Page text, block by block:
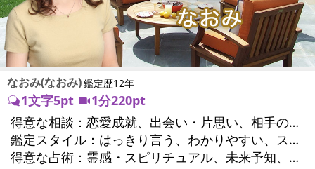
なおみ(なおみ)鑑定歴12年
1文字5pt
1分220pt
得意な相談：
恋愛成就、出会い・片思い、相手の気持ち、相性、縁結び、結婚、男心・女心、二人の今後、複雑な恋愛、三角関係、略奪愛、浮気、不倫、復活愛、復縁、離婚、人間関係、職場の人間関係、対人関係、仕事運、就職、人生全般、夢、夫婦関係、家庭問題、夫婦問題、シングルマザー、精神問題、トラウマ、ストレス、人生相談
鑑定スタイル：
はっきり言う、わかりやすい、スピード鑑定、簡潔、情報量が多い、友達のように相談できる、聞き上手、とても話しやすい、深く濃厚、勇気をくれる、前向き・元気になれる、実力派
得意な占術：
霊感・スピリチュアル、未来予知、オーラ、エネルギー調整、タロット、オラクルカード、数秘術、ヒーリング、カウンセリング、オリジナル占術